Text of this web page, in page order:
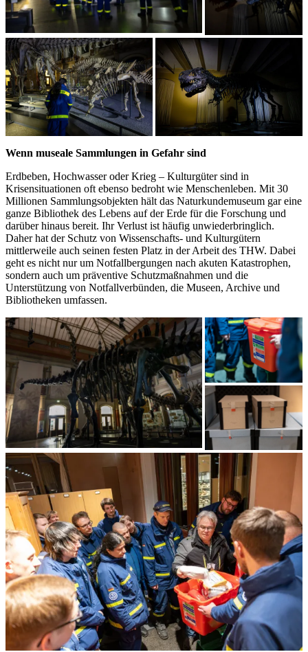
Wenn museale Sammlungen in Gefahr sind
Erdbeben, Hochwasser oder Krieg – Kulturgüter sind in
Krisensituationen oft ebenso bedroht wie Menschenleben. Mit 30
Millionen Sammlungsobjekten hält das Naturkundemuseum gar eine
ganze Bibliothek des Lebens auf der Erde für die Forschung und
darüber hinaus bereit. Ihr Verlust ist häufig unwiederbringlich.
Daher hat der Schutz von Wissenschafts- und Kulturgütern
mittlerweile auch seinen festen Platz in der Arbeit des THW. Dabei
geht es nicht nur um Notfallbergungen nach akuten Katastrophen,
sondern auch um präventive Schutzmaßnahmen und die
Unterstützung von Notfallverbünden, die Museen, Archive und
Bibliotheken umfassen.